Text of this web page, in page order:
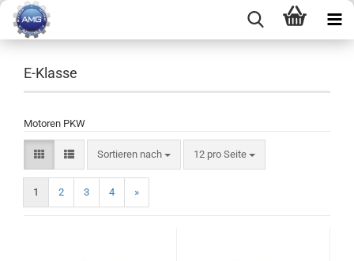
E-Klasse
Motoren PKW
Sortieren nach 12 pro Seite
1 2 3 4 »